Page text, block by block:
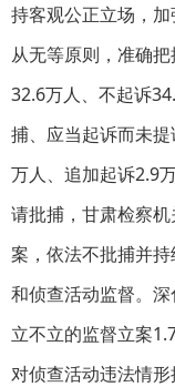
持客观公正立场，
从无等原则，准确
32.6万人、不起诉
捕、应当起诉而未
万人、追加起诉2.9
请批捕，甘肃检察
案，依法不批捕并
和侦查活动监督。
立不立的监督立案
对侦查活动违法情